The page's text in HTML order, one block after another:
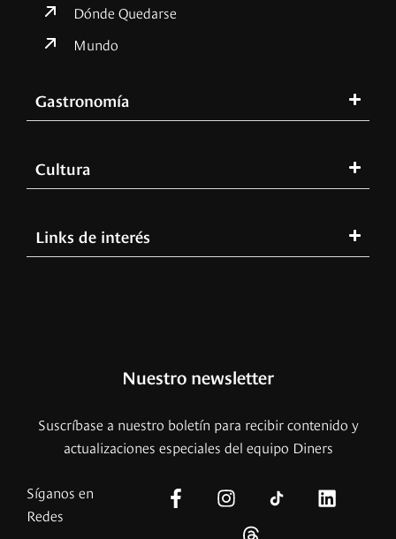
Dónde Quedarse
Mundo
Gastronomía
Cultura
Links de interés
Nuestro newsletter
Suscríbase a nuestro boletín para recibir contenido y
actualizaciones especiales del equipo Diners
Síganos en
Redes